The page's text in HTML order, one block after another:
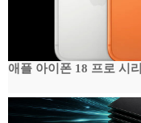
애플 아이폰 18 프로 시